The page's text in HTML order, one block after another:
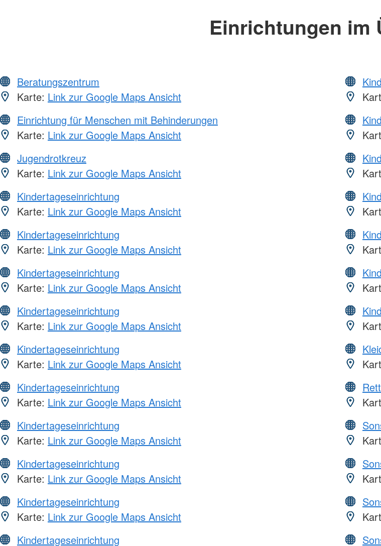
Einrichtungen im
Beratungszentrum
Karte: Link zur Google Maps Ansicht
Einrichtung für Menschen mit Behinderungen
Karte: Link zur Google Maps Ansicht
Jugendrotkreuz
Karte: Link zur Google Maps Ansicht
Kindertageseinrichtung
Karte: Link zur Google Maps Ansicht
Kindertageseinrichtung
Karte: Link zur Google Maps Ansicht
Kindertageseinrichtung
Karte: Link zur Google Maps Ansicht
Kindertageseinrichtung
Karte: Link zur Google Maps Ansicht
Kindertageseinrichtung
Karte: Link zur Google Maps Ansicht
Kindertageseinrichtung
Karte: Link zur Google Maps Ansicht
Kindertageseinrichtung
Karte: Link zur Google Maps Ansicht
Kindertageseinrichtung
Karte: Link zur Google Maps Ansicht
Kindertageseinrichtung
Karte: Link zur Google Maps Ansicht
Kindertageseinrichtung